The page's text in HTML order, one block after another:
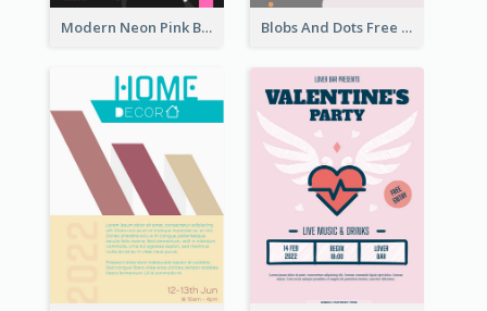
Modern Neon Pink Black Friday Shopping Sale Day Flyer Blobs And Dots Free Giveaway Flyer